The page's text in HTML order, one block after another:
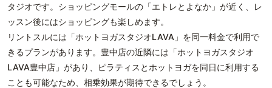
タジオです。ショッピングモールの「エトレとよなか」が近く、レ
ッスン後にはショッピングも楽しめます。
リントスルには「ホットヨガスタジオLAVA」を同一料金で利用で
きるプランがあります。豊中店の近隣には「ホットヨガスタジオ
LAVA豊中店」があり、ピラティスとホットヨガを同日に利用する
ことも可能なため、相乗効果が期待できるでしょう。